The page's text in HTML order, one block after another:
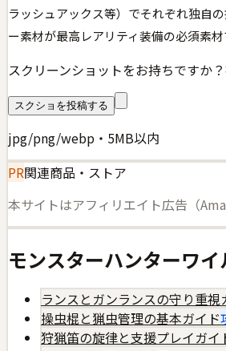
ラッシュアックス等）でそれぞれ独自
ー素材が最高レアリティ装備の必須素材
スクリーンショットをお持ちですか
スクショを投稿する
jpg/png/webp・5MB以内
PR関連商品・ストア
本サイトはアフィリエイト広告（
モンスターハンターワイ
ランスとガンランスの守り重視
操虫棍と猟虫管理の基本ガイド
狩猟笛の旋律と支援プレイガイ